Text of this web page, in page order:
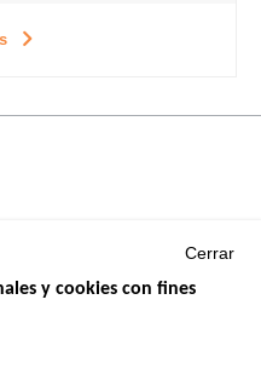
Cerrar
y cookies con fines